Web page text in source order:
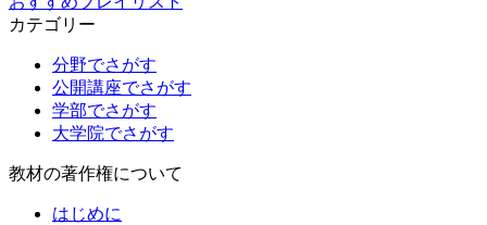
カテゴリー
分野でさがす
公開講座でさがす
学部でさがす
大学院でさがす
教材の著作権について
はじめに